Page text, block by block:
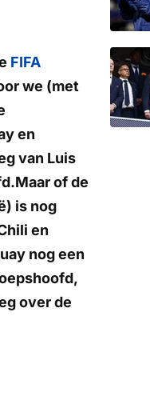
FIFA
we (met
en
van Luis
of de
is nog
en
nog een
over de